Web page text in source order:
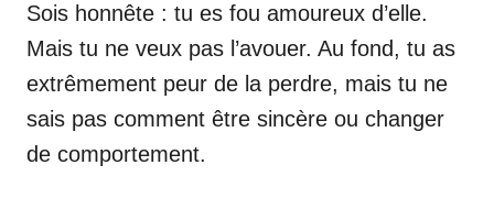
Sois honnête : tu es fou amoureux d’elle.
Mais tu ne veux pas l’avouer. Au fond, tu as
extrêmement peur de la perdre, mais tu ne
sais pas comment être sincère ou changer
de comportement.